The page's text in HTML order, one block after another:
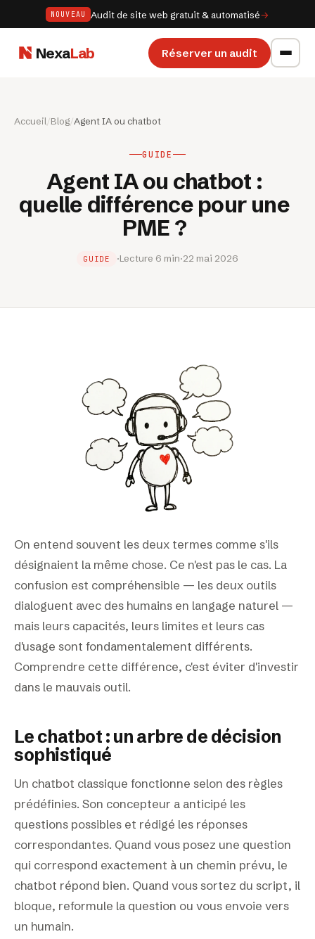
NOUVEAU Audit de site web gratuit & automatisé→
NexaLab Réserver un audit
Accueil/Blog/Agent IA ou chatbot
GUIDE
Agent IA ou chatbot :
quelle différence pour une
PME ?
GUIDE ·Lecture 6 min·22 mai 2026
On entend souvent les deux termes comme s'ils
désignaient la même chose. Ce n'est pas le cas. La
confusion est compréhensible — les deux outils
dialoguent avec des humains en langage naturel —
mais leurs capacités, leurs limites et leurs cas
d'usage sont fondamentalement différents.
Comprendre cette différence, c'est éviter d'investir
dans le mauvais outil.
Le chatbot : un arbre de décision
sophistiqué
Un chatbot classique fonctionne selon des règles
prédéfinies. Son concepteur a anticipé les
questions possibles et rédigé les réponses
correspondantes. Quand vous posez une question
qui correspond exactement à un chemin prévu, le
chatbot répond bien. Quand vous sortez du script, il
bloque, reformule la question ou vous envoie vers
un humain.